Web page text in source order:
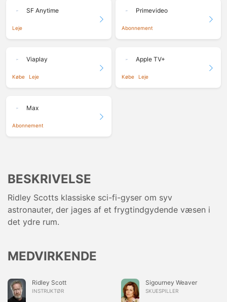
SF Anytime
Leje
Primevideo
Abonnement
Viaplay
Købe Leje
Apple TV+
Købe Leje
Max
Abonnement
BESKRIVELSE
Ridley Scotts klassiske sci-fi-gyser om syv
astronauter, der jages af et frygtindgydende væsen i
det ydre rum.
MEDVIRKENDE
Ridley Scott
INSTRUKTØR
Sigourney Weaver
SKUESPILLER